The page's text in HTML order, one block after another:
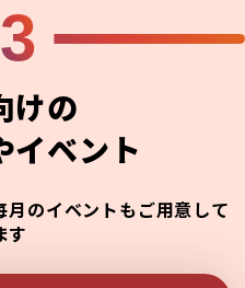
けの
イベント
のイベントもご用意して
す